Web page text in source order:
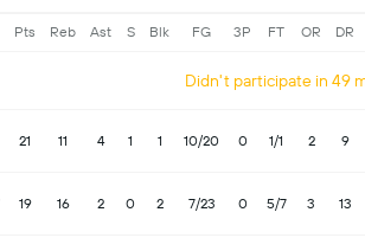
Pts Reb Ast S Blk FG 3P FT OR DR
Didn't participate in 49
21 11 4 1 1 10/20 0 1/1 2 9
19 16 2 0 2 7/23 0 5/7 3 13